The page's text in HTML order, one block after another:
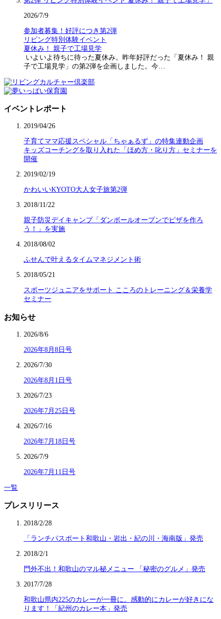
2026/7/9
参加者募集！好評につき第2弾
リビング特別体験イベント
夏休み！ 親子で工場見学
いよいよ待ちに待った夏休み。昨年好評だった「夏休み！ 親
子で工場見学」の第2弾を企画しました。今…
イベントレポート
2019/04/26
子育てママ応援スペシャル「ちゃぁるず」の特集連動企画
キッズコーチングを取り入れた「ほめ方・叱り方」セミナーを
開催
2019/02/19
かわいいKYOTO大人女子旅第2弾
2018/11/22
親子防災デイキャンプ「ダンボールオーブンでピザを作ろ
う！」を実施
2018/08/02
ふせんで叶えるタイムマネジメント術
2018/05/21
スポーツジュニアをサポート こころのトレーニング＆栄養学
セミナー
お知らせ
2026/8/6
2026年8月8日号
2026/7/30
2026年8月1日号
2026/7/23
2026年7月25日号
2026/7/16
2026年7月18日号
2026/7/9
2026年7月11日号
一覧
プレスリリース
2018/2/28
「ランチパスポート和歌山・岩出・紀の川・海南版」発売
2018/2/1
門外不出！和歌山のマル秘メニュー 「秘密のグルメ」発売
2017/7/28
和歌山県内225のカレーが一冊に。感動的にカレーが好きにな
ります！「紀州のカレー本」発売